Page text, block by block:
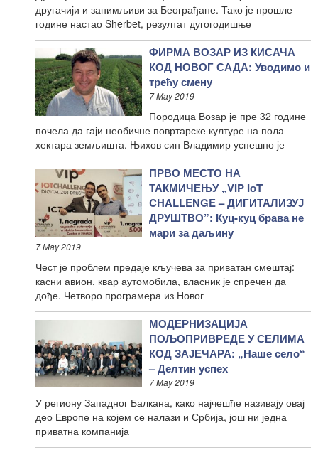
другачији и занимљиви за Београђане. Тако је прошле
године настао Sherbet, резултат дугогодишње
ФИРМА ВОЗАР ИЗ КИСАЧА
КОД НОВОГ САДА: Уводимо и
трећу смену
7 May 2019
Породица Возар је пре 32 године
почела да гаји необичне повртарске културе на пола
хектара земљишта. Њихов син Владимир успешно је
ПРВО МЕСТО НА
ТАКМИЧЕЊУ „VIP IоT
CHALLENGE – ДИГИТАЛИЗУЈ
ДРУШТВО”: Куц-куц брава не
мари за даљину
7 May 2019
Чест је проблем предаје кључева за приватан смештај:
касни авион, квар аутомобила, власник је спречен да
дође. Четворо програмера из Новог
МОДЕРНИЗАЦИЈА
ПОЉОПРИВРЕДЕ У СЕЛИМА
КОД ЗАЈЕЧАРА: „Наше село“
– Делтин успех
7 May 2019
У региону Западног Балкана, како најчешће називају овај
део Европе на којем се налази и Србија, још ни једна
приватна компанија